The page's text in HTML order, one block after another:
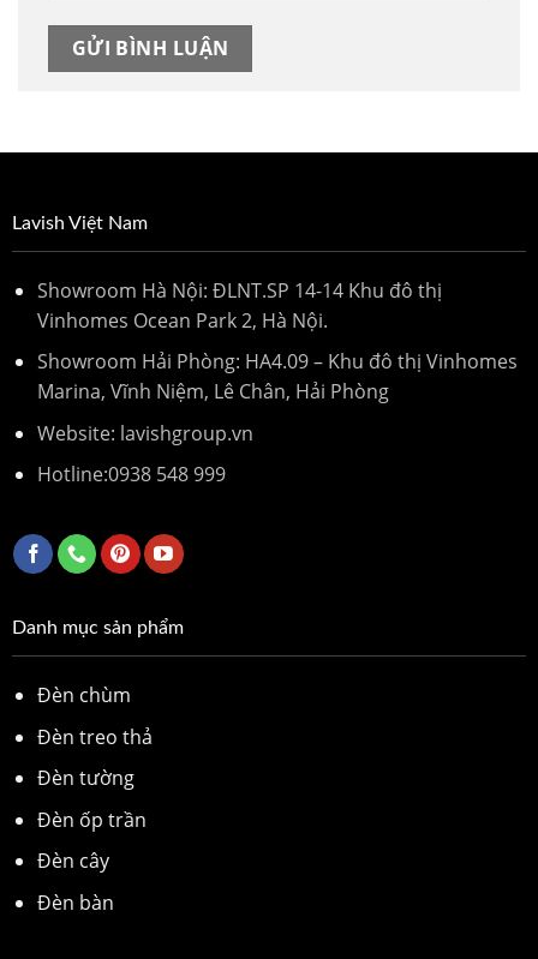
Lavish Việt Nam
Showroom Hà Nội: ĐLNT.SP 14-14 Khu đô thị
Vinhomes Ocean Park 2, Hà Nội.
Showroom Hải Phòng: HA4.09 – Khu đô thị Vinhomes
Marina, Vĩnh Niệm, Lê Chân, Hải Phòng
Website: lavishgroup.vn
Hotline:0938 548 999
Danh mục sản phẩm
Đèn chùm
Đèn treo thả
Đèn tường
Đèn ốp trần
Đèn cây
Đèn bàn